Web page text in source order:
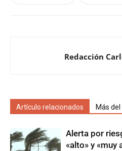
Redacción
Artículo relacionados Más
Alerta por
«alto» y «muy